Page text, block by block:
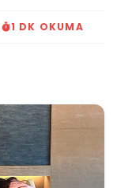
1 DK OKUMA